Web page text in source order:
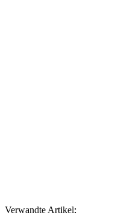
Verwandte Artikel: